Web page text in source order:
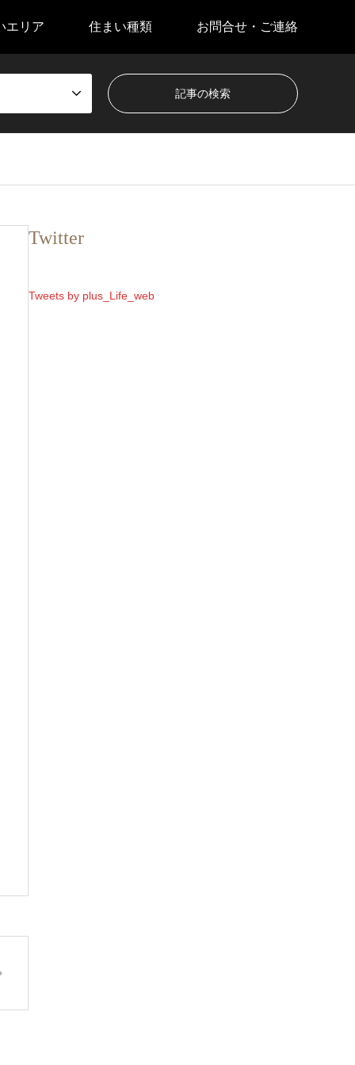
エリア 住まい種類 お問合せ・ご連絡
Twitter
Tweets by plus_Life_web